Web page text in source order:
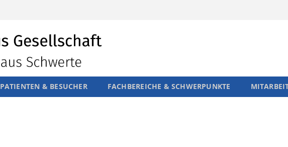
PATIENTEN & BESUCHER FACHBEREICHE & SCHWERPUNKTE